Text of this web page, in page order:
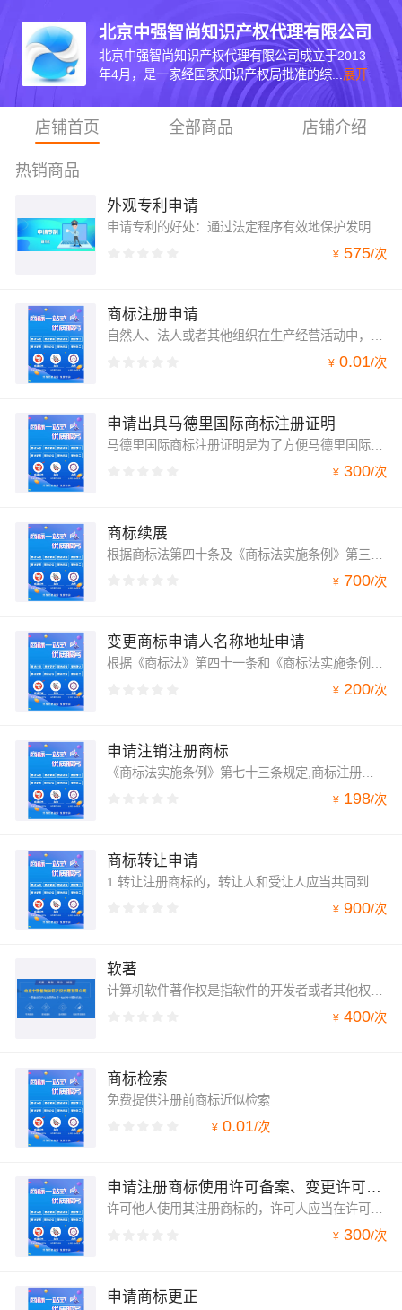
北京中强智尚知识产权代理有限公司
北京中强智尚知识产权代理有限公司成立于2013
年4月，是一家经国家知识产权局批准的综... 展开
店铺首页 全部商品 店铺介绍
热销商品
外观专利申请
¥ 575/次
商标注册申请
自然人、法人或者其他组织在生产经营活动中，对其商品或者服务需要取得商标专用权的，应当向商标局申请商标注册。狭义的商标注册申请仅指商品和服务商标注册申请、商标国际注册申请、证明商标注册申请、集体商标注册申请、特殊标志登记申请。广义的商标注册申请除包括狭义的商标注册申请的内容外，还包括变更、续展、转让注册申请，异议申请，撤销申请，商标使用许可备案，以及其他商标注册事宜的办理。
¥ 0.01/次
申请出具马德里国际商标注册证明
马德里国际商标注册证明是为了方便马德里国际商标注册人使用而出具的书面证明，与《商标注册证》具有同等的法律效力。出具申请人必须是马德里国际商标的注册人。商标注册人为外国人或者外国企业的需委托在商标局备案的商标代理机构办理。
¥ 300/次
商标续展
¥ 700/次
变更商标申请人名称地址申请
根据《商标法》第四十一条和《商标法实施条例》第十七条的规定，注册商标需要办理变更注册人的名义、地址或者其他注册事项的，应当提出变更申请。申请人已经提交注册申请但尚未获准注册的，其名义、地址或者其他注册事项发生变更的，可以向商标局申请办理相应的变更手续。因继承、企业合并、兼并或改制等发生商标专用权移转的，应当办理移转手续。
¥ 200/次
申请注销注册商标
《商标法实施条例》第七十三条规定,商标注册人申请注销其注册商标或者注销其商标在部分指定商品上的注册的，应当到商标局办理注册商标的注销手续,并交回原《商标注册证》。
¥ 198/次
商标转让申请
¥ 900/次
软著
计算机软件著作权是指软件的开发者或者其他权利人依据有关著作权法律的规定，对于软件作品所享有的各项专有权利。就权利的性质而言，它属于一种民事权利，具备民事权利的共同特征。
¥ 400/次
商标检索
免费提供注册前商标近似检索
¥ 0.01/次
申请注册商标使用许可备案、变更许可人/被许可人名称备案、商标使用许可提前终止备案、撤回商标使用许可...
许可他人使用其注册商标的，许可人应当在许可合同有效期内向商标局备案并报送备案材料。备案材料应当说明注册商标许可人、被许可人、许可期限、许可使用的商品或者服务范围等事项。注册商标使用再许可备案、许可人/被许可人变更其名称、提前终止许可他人使用其注册商标、撤回商标使用许可备案的，可以向商标局办理相应手续。再许可是指商标注册人通过被许可人许可第三方使用其注册商标。
¥ 300/次
申请商标更正